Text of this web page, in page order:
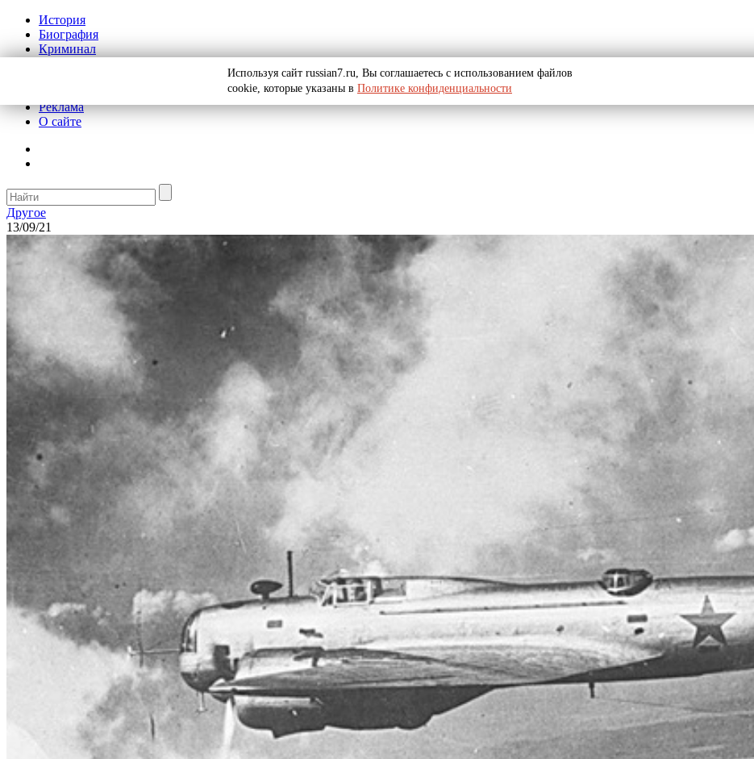
История
Биография
Криминал
Реклама
О сайте
Другое
13/09/21
Используя сайт russian7.ru, Вы соглашаетесь с использованием файлов
cookie, которые указаны в Политике конфиденциальности